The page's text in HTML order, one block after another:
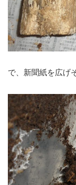
で、新聞紙を広げ